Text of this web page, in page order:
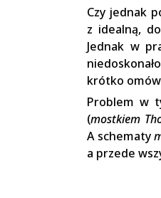
Czy jednak
z idealną,
Jednak w
krótko
Problem w
(mostkiem
A schematy
a przede